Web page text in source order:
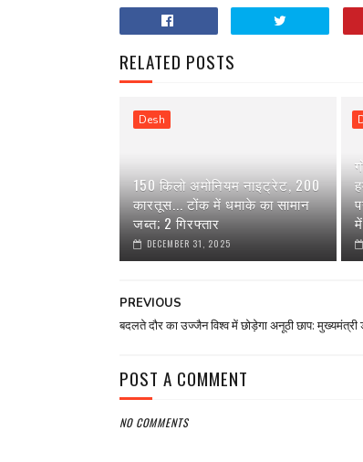
RELATED POSTS
Desh
150 किलो अमोनियम नाइट्रेट, 200
कारतूस... टोंक में धमाके का सामान
जब्त; 2 गिरफ्तार
DECEMBER 31, 2025
PREVIOUS
बदलते दौर का उज्जैन विश्व में छोड़ेगा अनूठी छाप: मुख्यमंत्री
POST A COMMENT
NO COMMENTS